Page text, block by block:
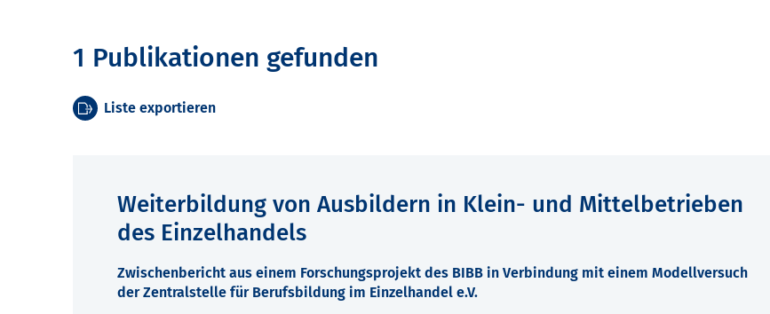
1 Publikationen gefunden
Liste exportieren
Weiterbildung von Ausbildern in Klein- und Mittelbetrieben
des Einzelhandels
Zwischenbericht aus einem Forschungsprojekt des BIBB in Verbindung mit einem Modellversuch
der Zentralstelle für Berufsbildung im Einzelhandel e.V.